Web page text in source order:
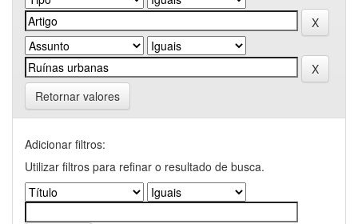
Retornar valores
Adicionar filtros:
Utilizar filtros para refinar o resultado de busca.